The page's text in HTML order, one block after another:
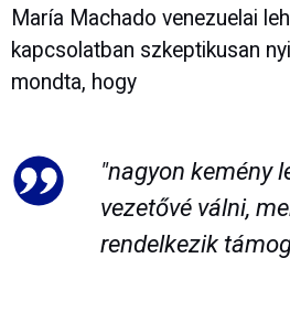
María Machado venezuelai
kapcsolatban szkeptikusan
mondta, hogy
"nagyon kemény
vezetővé válni,
rendelkezik